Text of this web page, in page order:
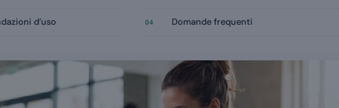
d’uso 04 Domande frequenti